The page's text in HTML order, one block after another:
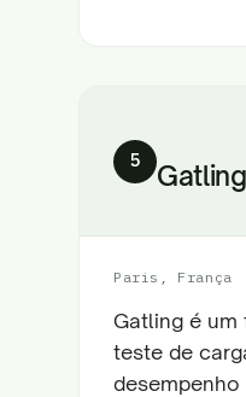
5 Gatling
Paris, França
Gatling é um
teste de
desempenho